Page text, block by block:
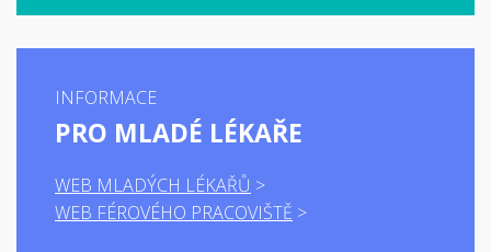
INFORMACE
PRO MLADÉ LÉKAŘE
WEB MLADÝCH LÉKAŘŮ
WEB FÉROVÉHO PRACOVIŠTĚ